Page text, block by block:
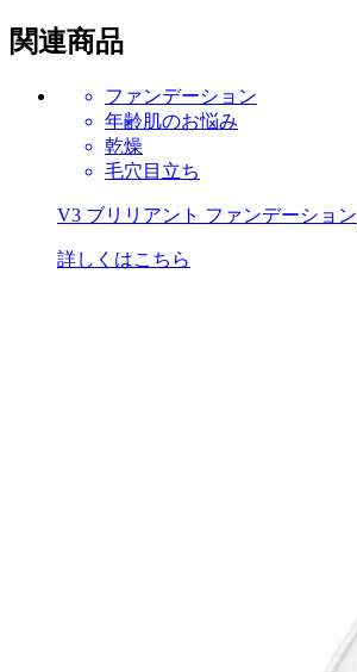
関連商品
ファンデーション
年齢肌のお悩み
乾燥
毛穴目立ち
V3 ブリリアント ファンデーション
詳しくはこちら